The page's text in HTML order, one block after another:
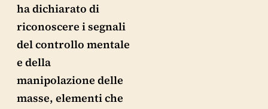
ha dichiarato di
riconoscere i segnali
del controllo mentale
e della
manipolazione delle
masse, elementi che